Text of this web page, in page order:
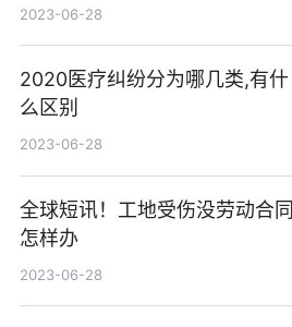
2023-06-28
2020医疗纠纷分为哪几类,有什
么区别
2023-06-28
全球短讯！工地受伤没劳动合同
怎样办
2023-06-28